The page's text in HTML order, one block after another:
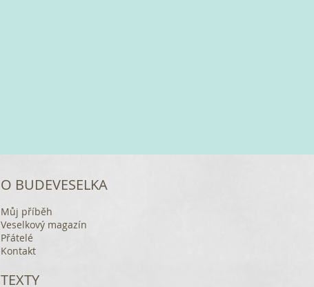
O BUDEVESELKA
Můj příběh
Veselkový magazín
Přátelé
Kontakt
TEXTY